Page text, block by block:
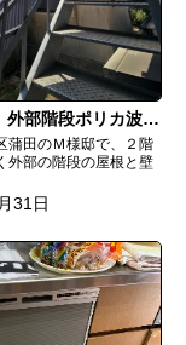
階段ポリカ波板張替工事
蒲田のＭ様邸で、２階
外部の階段の屋根と壁
31日